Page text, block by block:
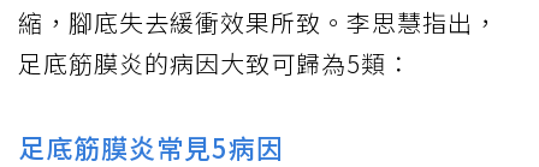
縮，腳底失去緩衝效果所致。李思慧指出，
足底筋膜炎的病因大致可歸為5類：
足底筋膜炎常見5病因